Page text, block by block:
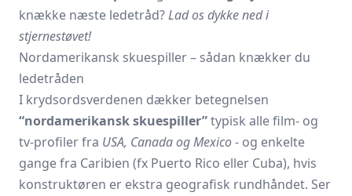
knække næste ledetråd?Lad os dykke ned i
stjernestøvet!
Nordamerikansk skuespiller – sådan knækker du
ledetråden
I krydsordsverdenen dækker betegnelsen
“nordamerikansk skuespiller”typisk alle film- og
tv-profiler fra USA, Canada og Mexico- og enkelte
gange fra Caribien (fx Puerto Rico eller Cuba), hvis
konstruktøren er ekstra geografisk rundhåndet. Ser